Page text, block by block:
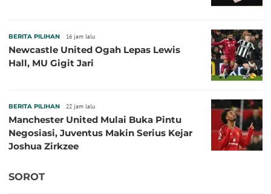
BERITA PILIHAN 16 jam lalu
Newcastle United Ogah Lepas Lewis
Hall, MU Gigit Jari
BERITA PILIHAN 22 jam lalu
Manchester United Mulai Buka Pintu
Negosiasi, Juventus Makin Serius Kejar
Joshua Zirkzee
SOROT